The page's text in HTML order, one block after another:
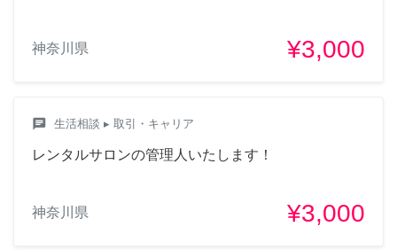
神奈川県 ¥3,000
chat 生活相談 ▸ 取引・キャリア
レンタルサロンの管理人いたします！
神奈川県 ¥3,000